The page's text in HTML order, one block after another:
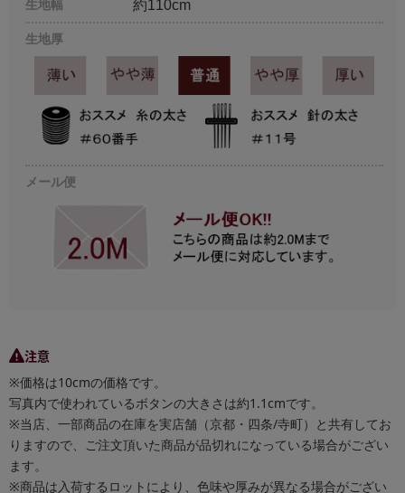
生地幅 約110cm
生地厚
メール便
注意
※価格は10cmの価格です。
写真内で使われているボタンの大きさは約1.1cmです。
※当店、一部商品の在庫を実店舗（京都・四条/寺町）と共有してお
りますので、ご注文頂いた商品が品切れになっている場合がござい
ます。
※商品は入荷するロットにより、色味や厚みが異なる場合がござい